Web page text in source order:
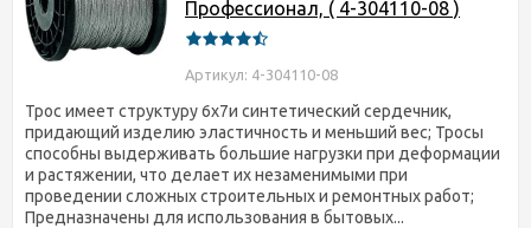
Профессионал, ( 4-304110-08 )
Артикул: 4-304110-08
Трос имеет структуру 6х7и синтетический сердечник,
придающий изделию эластичность и меньший вес; Тросы
способны выдерживать большие нагрузки при деформации
и растяжении, что делает их незаменимыми при
проведении сложных строительных и ремонтных работ;
Предназначены для использования в бытовых...